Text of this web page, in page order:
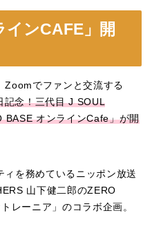
インCAFE」開
Zoomでファンと交流する
記念！三代目 J SOUL
BASE オンラインCafe」が開
を務めているニッポン放送
山下健二郎のZERO
レーニア」のコラボ企画。